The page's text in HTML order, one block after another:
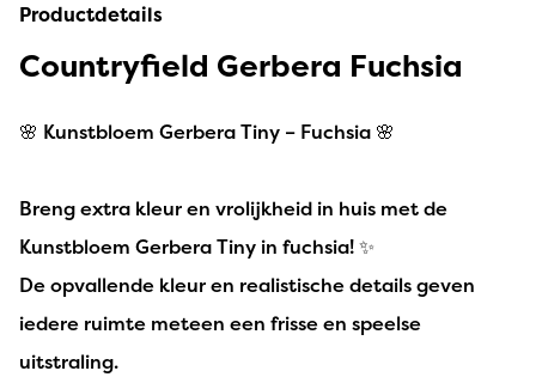
Productdetails
Countryfield Gerbera Fuchsia
🌸 Kunstbloem Gerbera Tiny – Fuchsia 🌸
Breng extra kleur en vrolijkheid in huis met de
Kunstbloem Gerbera Tiny in fuchsia! ✨
De opvallende kleur en realistische details geven
iedere ruimte meteen een frisse en speelse
uitstraling.